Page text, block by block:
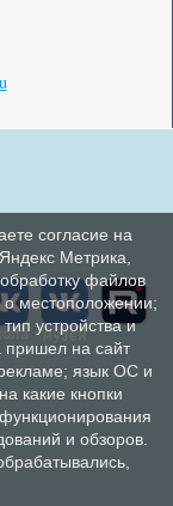
согласие на
Метрика,
файлов
о местоположении;
устройства и
пришел на сайт
язык ОС и
какие кнопки
и обзоров.